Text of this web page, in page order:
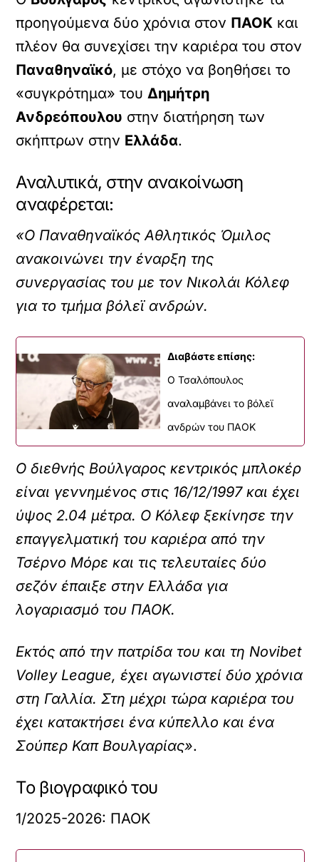
προηγούμενα δύο χρόνια στον ΠΑΟΚ και
πλέον θα συνεχίσει την καριέρα του στον
Παναθηναϊκό, με στόχο να βοηθήσει το
«συγκρότημα» τουΔημήτρη
Ανδρεόπουλου στην διατήρηση των
σκήπτρων στην Ελλάδα.
Αναλυτικά, στην ανακοίνωση
αναφέρεται:
«Ο Παναθηναϊκός Αθλητικός Όμιλος
ανακοινώνει την έναρξη της
συνεργασίας του με τον Νικολάι Κόλεφ
για το τμήμα βόλεϊ ανδρών.
Διαβάστε επίσης:
O Τσαλόπουλος
αναλαμβάνει το βόλεϊ
ανδρών του ΠΑΟΚ
Ο διεθνής Βούλγαρος κεντρικός μπλοκέρ
είναι γεννημένος στις 16/12/1997 και έχει
ύψος 2.04 μέτρα. Ο Κόλεφ ξεκίνησε την
επαγγελματική του καριέρα από την
Τσέρνο Μόρε και τις τελευταίες δύο
σεζόν έπαιξε στην Ελλάδα για
λογαριασμό του ΠΑΟΚ.
Εκτός από την πατρίδα του και τη Novibet
Volley League, έχει αγωνιστεί δύο χρόνια
στη Γαλλία. Στη μέχρι τώρα καριέρα του
έχει κατακτήσει ένα κύπελλο και ένα
Σούπερ Καπ Βουλγαρίας».
Το βιογραφικό του
1/2025-2026: ΠΑΟΚ